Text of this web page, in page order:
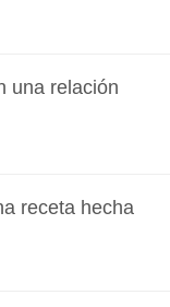
una relación
receta hecha